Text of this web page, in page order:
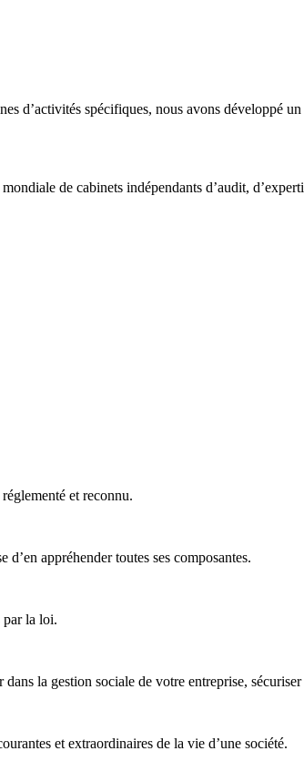
d’activités spécifiques, nous avons développé
de cabinets indépendants d’audit,
et reconnu.
appréhender toutes ses composantes.
par la loi.
la gestion sociale de votre entreprise,
et extraordinaires de la vie d’une société.